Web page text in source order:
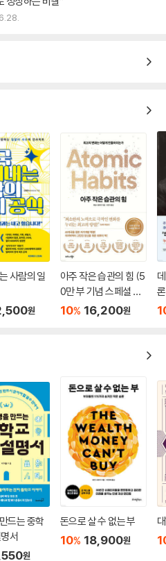
사람의 일
원
아주 작은 습관의 힘 (5
0만 부 기념 스페셜 에
디션)
10% 16,200원
드는 중학
서
원
돈으로 살 수 없는 부
10% 18,900원